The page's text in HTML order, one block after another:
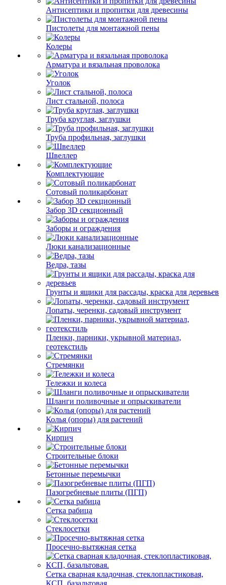
Антисептики и пропитки для древесины
Пистолеты для монтажной пены
Колеры
Арматура и вязальная проволока
Уголок
Лист стальной, полоса
Труба круглая, заглушки
Труба профильная, заглушки
Швеллер
Комплектующие
Сотовый поликарбонат
Забор 3D секционный
Заборы и ограждения
Люки канализационные
Ведра, тазы
Грунты и ящики для рассады, краска для деревьев
Лопаты, черенки, садовый инструмент
Пленки, парники, укрывной материал,
геотекстиль
Стремянки
Тележки и колеса
Шланги поливочные и опрыскиватели
Колья (опоры) для растений
Кирпич
Строительные блоки
Бетонные перемычки
Пазогребневые плиты (ПГП)
Сетка рабица
Стеклосетки
Просечно-вытяжная сетка
Сетка сварная кладочная, стеклопластиковая,
КСП, базальтовая.